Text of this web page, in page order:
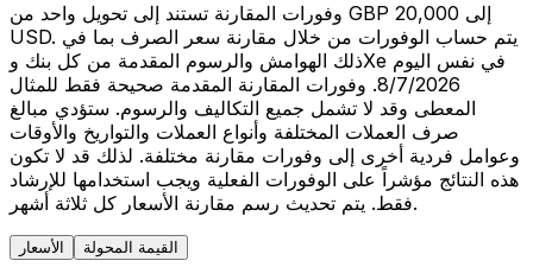
وفورات المقارنة تستند إلى تحويل واحد من GBP 20,000 إلى
USD. يتم حساب الوفورات من خلال مقارنة سعر الصرف بما في
ذلك الهوامش والرسوم المقدمة من كل بنك وXe في نفس اليوم
8/7/2026. وفورات المقارنة المقدمة صحيحة فقط للمثال
المعطى وقد لا تشمل جميع التكاليف والرسوم. ستؤدي مبالغ
صرف العملات المختلفة وأنواع العملات والتواريخ والأوقات
وعوامل فردية أخرى إلى وفورات مقارنة مختلفة. لذلك قد لا تكون
هذه النتائج مؤشراً على الوفورات الفعلية ويجب استخدامها للإرشاد
فقط. يتم تحديث رسم مقارنة الأسعار كل ثلاثة أشهر.
الأسعار القيمة المحولة